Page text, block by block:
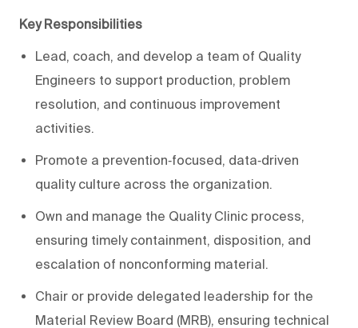
Key Responsibilities
Lead, coach, and develop a team of Quality
Engineers to support production, problem
resolution, and continuous improvement
activities.
Promote a prevention‑focused, data‑driven
quality culture across the organization.
Own and manage the Quality Clinic process,
ensuring timely containment, disposition, and
escalation of nonconforming material.
Chair or provide delegated leadership for the
Material Review Board (MRB), ensuring technical